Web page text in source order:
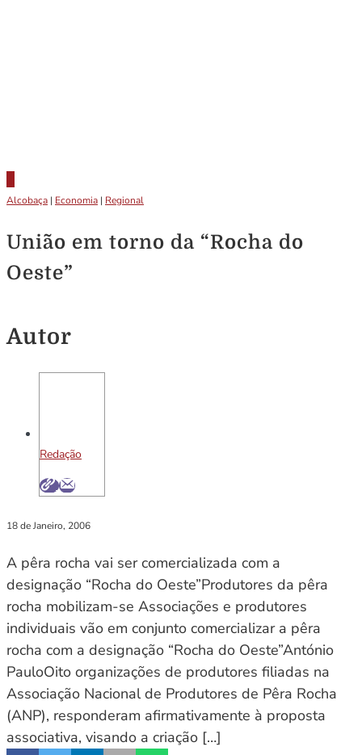
Alcobaça | Economia | Regional
União em torno da “Rocha do
Oeste”
Autor
Redação
18 de Janeiro, 2006
A pêra rocha vai ser comercializada com a
designação “Rocha do Oeste”Produtores da pêra
rocha mobilizam-se Associações e produtores
individuais vão em conjunto comercializar a pêra
rocha com a designação “Rocha do Oeste”António
PauloOito organizações de produtores filiadas na
Associação Nacional de Produtores de Pêra Rocha
(ANP), responderam afirmativamente à proposta
associativa, visando a criação […]